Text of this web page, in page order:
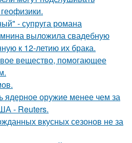
- супруга романа
выложила свадебную
к 12-летию их брака.
вещество, помогающее
ядерное оружие менее чем за
- Reuters.
вкусных сезонов не за